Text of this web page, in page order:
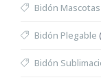
Bidón Mascotas
Bidón Plegable
Bidón